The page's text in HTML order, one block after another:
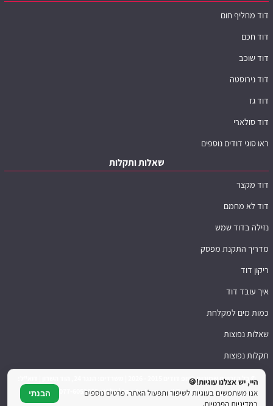
דוד מחליף חום
דוד חכם
דוד שוכב
דוד נירוסטה
דוד גז
דוד סולארי
ראו סוגי דודים נוספים
שאלות ותקלות
דוד מקצר
דוד לא מחמם
נזילה בדוד שמש
מדריך התקנת מפסק
ריקון דוד
איך עובד דוד
כמות מים למקלחת
שאלות נפוצות
תקלות נפוצות
top.boilers.co.il@gmail.com | טלפון: 077-6052660
היי, יש אצלנו עוגיות!🍪
אנו משתמשים בעוגיות לשיפור ותפעול האתר. פרטים נוספים
במדיניות הפרטיות.
הבנתי